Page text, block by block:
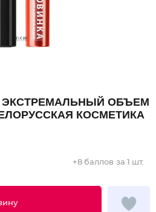
ОБЪЕМ
КОСМЕТИКА
+8 баллов за 1 шт.